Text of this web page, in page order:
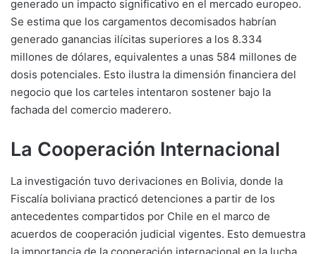
generado un impacto significativo en el mercado europeo.
Se estima que los cargamentos decomisados habrían
generado ganancias ilícitas superiores a los 8.334
millones de dólares, equivalentes a unas 584 millones de
dosis potenciales. Esto ilustra la dimensión financiera del
negocio que los carteles intentaron sostener bajo la
fachada del comercio maderero.
La Cooperación Internacional
La investigación tuvo derivaciones en Bolivia, donde la
Fiscalía boliviana practicó detenciones a partir de los
antecedentes compartidos por Chile en el marco de
acuerdos de cooperación judicial vigentes. Esto demuestra
la importancia de la cooperación internacional en la lucha